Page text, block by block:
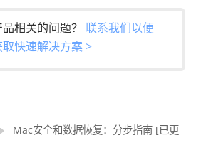
品相关的问题？ 联系我们以便
取快速解决方案 >
Mac安全和数据恢复：分步指南 [已更